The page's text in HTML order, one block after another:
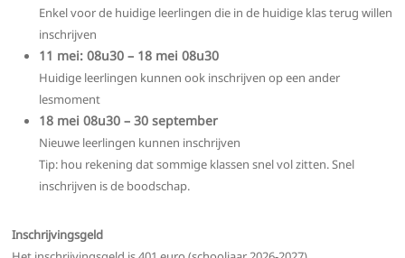
Enkel voor de huidige leerlingen die in de huidige klas terug willen
inschrijven
11 mei: 08u30 – 18 mei 08u30
Huidige leerlingen kunnen ook inschrijven op een ander
lesmoment
18 mei 08u30 – 30 september
Nieuwe leerlingen kunnen inschrijven
Tip: hou rekening dat sommige klassen snel vol zitten. Snel
inschrijven is de boodschap.
Inschrijvingsgeld